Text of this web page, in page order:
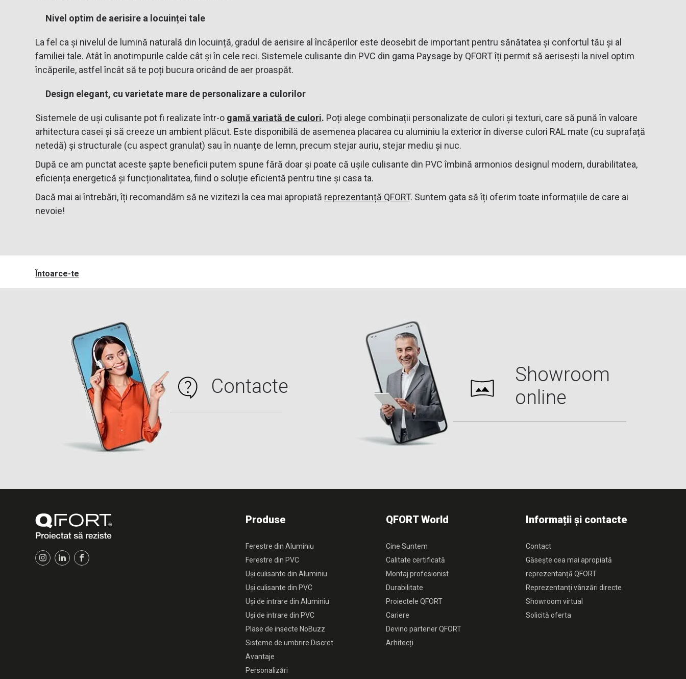
Nivel optim de aerisire a locuinței tale
La fel ca și nivelul de lumină naturală din locuință, gradul de aerisire al încăperilor este deosebit de important pentru sănătatea și confortul tău și al
familiei tale. Atât în anotimpurile calde cât și în cele reci. Sistemele culisante din PVC din gama Paysage by QFORT îți permit să aerisești la nivel optim
încăperile, astfel încât să te poți bucura oricând de aer proaspăt.
Design elegant, cu varietate mare de personalizare a culorilor
Sistemele de uși culisante pot fi realizate într-o gamă variată de culori. Poți alege combinații personalizate de culori și texturi, care să pună în valoare
arhitectura casei și să creeze un ambient plăcut. Este disponibilă de asemenea placarea cu aluminiu la exterior în diverse culori RAL mate (cu suprafață
netedă) și structurale (cu aspect granulat) sau în nuanțe de lemn, precum stejar auriu, stejar mediu și nuc.
După ce am punctat aceste șapte beneficii putem spune fără doar și poate că ușile culisante din PVC îmbină armonios designul modern, durabilitatea,
eficiența energetică și funcționalitatea, fiind o soluție eficientă pentru tine și casa ta.
Dacă mai ai întrebări, îți recomandăm să ne vizitezi la cea mai apropiată reprezentanță QFORT. Suntem gata să îți oferim toate informațiile de care ai
nevoie!
Întoarce-te
Contacte
Showroom
online
Produse
Ferestre din Aluminiu
Ferestre din PVC
Uși culisante din Aluminiu
Uși culisante din PVC
Uși de intrare din Aluminiu
Uși de intrare din PVC
Plase de insecte NoBuzz
Sisteme de umbrire Discret
Avantaje
Personalizări
QFORT World
Cine Suntem
Calitate certificată
Montaj profesionist
Durabilitate
Proiectele QFORT
Cariere
Devino partener QFORT
Arhitecți
Informații și contacte
Contact
Găsește cea mai apropiată
reprezentanță QFORT
Reprezentanți vânzări directe
Showroom virtual
Solicită oferta